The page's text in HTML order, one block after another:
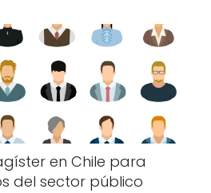
en Chile para
del sector público